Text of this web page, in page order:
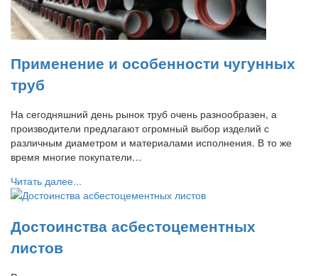
Применение и особенности чугунных
труб
На сегодняшний день рынок труб очень разнообразен, а
производители предлагают огромный выбор изделий с
различным диаметром и материалами исполнения. В то же
время многие покупатели…
Читать далее...
Достоинства асбестоцементных
листов